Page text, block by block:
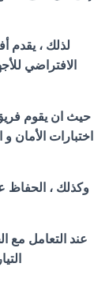
لذلك ، يقدم
الافتراضي
حيث ان يقوم
اختبارات الأمان
وكذلك ، الحفاظ
عند التعامل مع